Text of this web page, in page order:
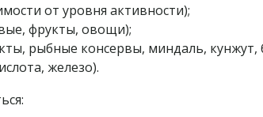
от уровня активности);
фрукты, овощи);
рыбные консервы, миндаль, кунжут,
железо).